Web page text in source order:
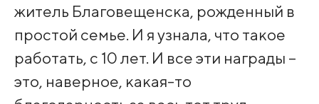
житель Благовещенска, рожденный в
простой семье. И я узнала, что такое
работать, с 10 лет. И все эти награды –
это, наверное, какая-то